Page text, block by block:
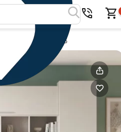
Mobila living ARONA 195